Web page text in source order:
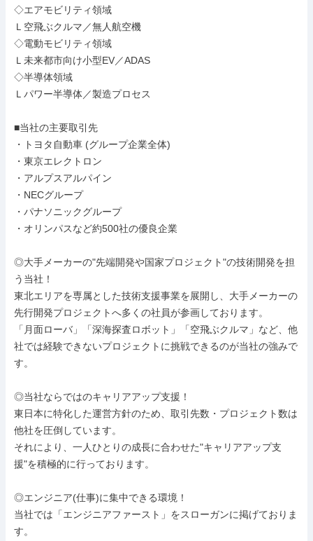
◇エアモビリティ領域
Ｌ空飛ぶクルマ／無人航空機
◇電動モビリティ領域
Ｌ未来都市向け小型EV／ADAS
◇半導体領域
Ｌパワー半導体／製造プロセス
■当社の主要取引先
・トヨタ自動車 (グループ企業全体)
・東京エレクトロン
・アルプスアルパイン
・NECグループ
・パナソニックグループ
・オリンパスなど約500社の優良企業
◎大手メーカーの"先端開発や国家プロジェクト"の技術開発を担
う当社！
東北エリアを専属とした技術支援事業を展開し、大手メーカーの
先行開発プロジェクトへ多くの社員が参画しております。
「月面ローバ」「深海探査ロボット」「空飛ぶクルマ」など、他
社では経験できないプロジェクトに挑戦できるのが当社の強みで
す。
◎当社ならではのキャリアアップ支援！
東日本に特化した運営方針のため、取引先数・プロジェクト数は
他社を圧倒しています。
それにより、一人ひとりの成長に合わせた"キャリアアップ支
援"を積極的に行っております。
◎エンジニア(仕事)に集中できる環境！
当社では「エンジニアファースト」をスローガンに掲げておりま
す。